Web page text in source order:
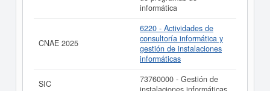
La última actualización del informe de empresa se ha
realizado el 01/09/2025.
informática
CNAE 2025
6220 - Actividades de
consultoría informática y
gestión de instalaciones
informáticas
SIC
73760000 - Gestión de